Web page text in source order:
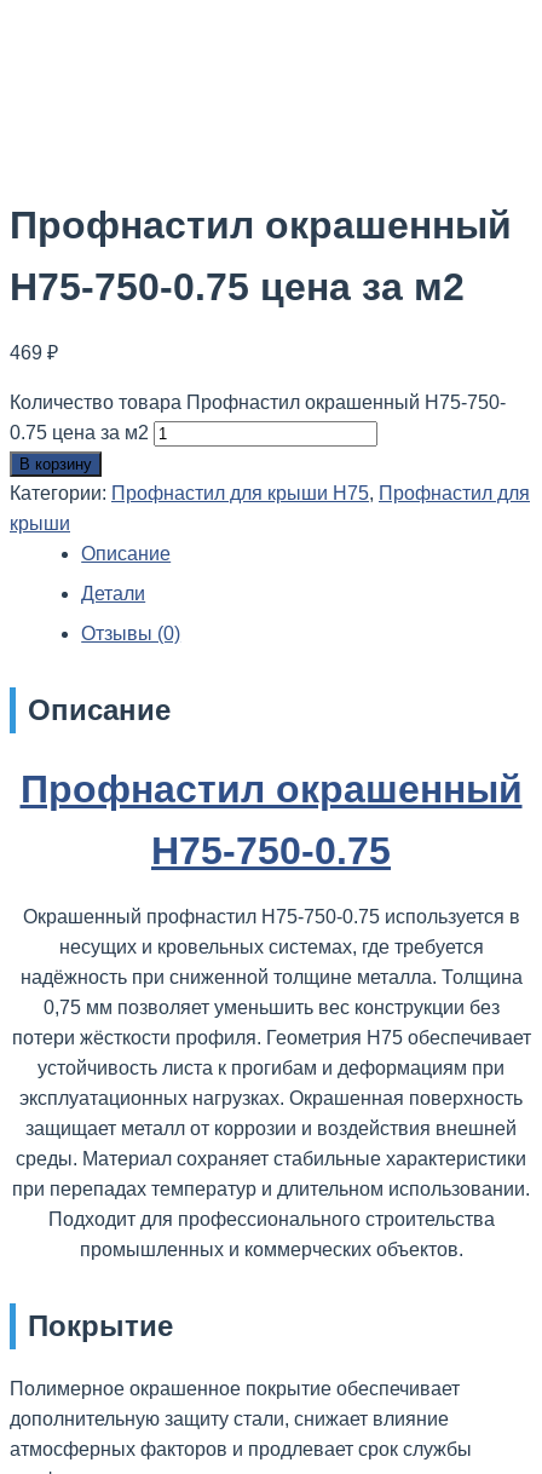
Профнастил окрашенный
H75-750-0.75 цена за м2
469 ₽
Количество товара Профнастил окрашенный H75-750-
0.75 цена за м2
В корзину
Категории: Профнастил для крыши Н75, Профнастил для
крыши
Описание
Детали
Отзывы (0)
Описание
Профнастил окрашенный
H75-750-0.75
Окрашенный профнастил H75-750-0.75 используется в
несущих и кровельных системах, где требуется
надёжность при сниженной толщине металла. Толщина
0,75 мм позволяет уменьшить вес конструкции без
потери жёсткости профиля. Геометрия H75 обеспечивает
устойчивость листа к прогибам и деформациям при
эксплуатационных нагрузках. Окрашенная поверхность
защищает металл от коррозии и воздействия внешней
среды. Материал сохраняет стабильные характеристики
при перепадах температур и длительном использовании.
Подходит для профессионального строительства
промышленных и коммерческих объектов.
Покрытие
Полимерное окрашенное покрытие обеспечивает
дополнительную защиту стали, снижает влияние
атмосферных факторов и продлевает срок службы